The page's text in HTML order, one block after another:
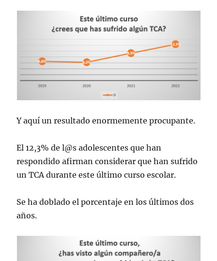
Y aquí un resultado enormemente procupante.
El 12,3% de l@s adolescentes que han
respondido afirman considerar que han sufrido
un TCA durante este último curso escolar.
Se ha doblado el porcentaje en los últimos dos
años.